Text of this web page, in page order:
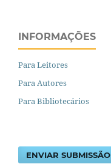
INFORMAÇÕES
Para Leitores
Para Autores
Para Bibliotecários
ENVIAR SUBMISSÃO